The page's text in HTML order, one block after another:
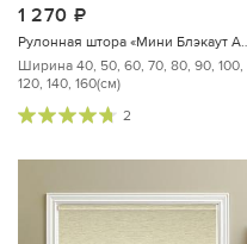
1 270
Рулонная штора «Мини
Ширина 40, 50, 60, 70, 80, 90, 100,
120, 140, 160(см)
2